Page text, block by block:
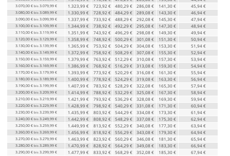
3.070,00 € bis 3.079,99 € 1.323,99 € 723,92 € 480,29 € 286,08 € 141,30 € 45,94 €
3.080,00 € bis 3.089,99 € 1.330,99 € 728,92 € 484,29 € 289,08 € 143,30 € 46,94 €
3.090,00 € bis 3.099,99 € 1.337,99 € 733,92 € 488,29 € 292,08 € 145,30 € 47,94 €
3.100,00 € bis 3.109,99 € 1.344,99 € 738,92 € 492,29 € 295,08 € 147,30 € 48,94 €
3.110,00 € bis 3.119,99 € 1.351,99 € 743,92 € 496,29 € 298,08 € 149,30 € 49,94 €
3.120,00 € bis 3.129,99 € 1.358,99 € 748,92 € 500,29 € 301,08 € 151,30 € 50,94 €
3.130,00 € bis 3.139,99 € 1.365,99 € 753,92 € 504,29 € 304,08 € 153,30 € 51,94 €
3.140,00 € bis 3.149,99 € 1.372,99 € 758,92 € 508,29 € 307,08 € 155,30 € 52,94 €
3.150,00 € bis 3.159,99 € 1.379,99 € 763,92 € 512,29 € 310,08 € 157,30 € 53,94 €
3.160,00 € bis 3.169,99 € 1.386,99 € 768,92 € 516,29 € 313,08 € 159,30 € 54,94 €
3.170,00 € bis 3.179,99 € 1.393,99 € 773,92 € 520,29 € 316,08 € 161,30 € 55,94 €
3.180,00 € bis 3.189,99 € 1.400,99 € 778,92 € 524,29 € 319,08 € 163,30 € 56,94 €
3.190,00 € bis 3.199,99 € 1.407,99 € 783,92 € 528,29 € 322,08 € 165,30 € 57,94 €
3.200,00 € bis 3.209,99 € 1.414,99 € 788,92 € 532,29 € 325,08 € 167,30 € 58,94 €
3.210,00 € bis 3.219,99 € 1.421,99 € 793,92 € 536,29 € 328,08 € 169,30 € 59,94 €
3.220,00 € bis 3.229,99 € 1.428,99 € 798,92 € 540,29 € 331,08 € 171,30 € 60,94 €
3.230,00 € bis 3.239,99 € 1.435,99 € 803,92 € 544,29 € 334,08 € 173,30 € 61,94 €
3.240,00 € bis 3.249,99 € 1.442,99 € 808,92 € 548,29 € 337,08 € 175,30 € 62,94 €
3.250,00 € bis 3.259,99 € 1.449,99 € 813,92 € 552,29 € 340,08 € 177,30 € 63,94 €
3.260,00 € bis 3.269,99 € 1.456,99 € 818,92 € 556,29 € 343,08 € 179,30 € 64,94 €
3.270,00 € bis 3.279,99 € 1.463,99 € 823,92 € 560,29 € 346,08 € 181,30 € 65,94 €
3.280,00 € bis 3.289,99 € 1.470,99 € 828,92 € 564,29 € 349,08 € 183,30 € 66,94 €
3.290,00 € bis 3.299,99 € 1.477,99 € 833,92 € 568,29 € 352,08 € 185,30 € 67,94 €